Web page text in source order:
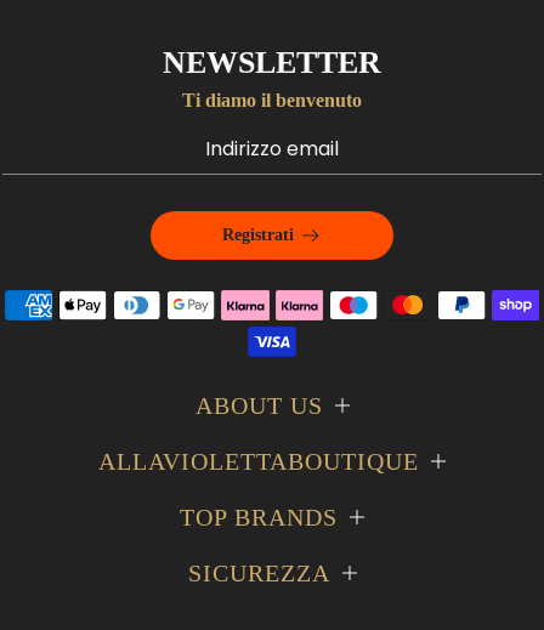
NEWSLETTER
Ti diamo il benvenuto
Registrati
ABOUT US
ALLAVIOLETTABOUTIQUE
TOP BRANDS
SICUREZZA